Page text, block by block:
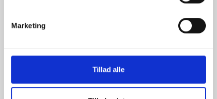
Marketing
Tillad alle
Fortuna Hjørring - Brøndby IF
Tidspunkt: søndag den 16. maj 2021 kl. 14.00
Kontakt arrangør